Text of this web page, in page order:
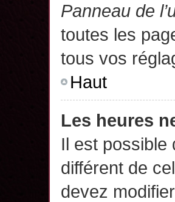
Panneau de
toutes les
tous vos
Haut
Les heures
Il est possible
différent de
devez